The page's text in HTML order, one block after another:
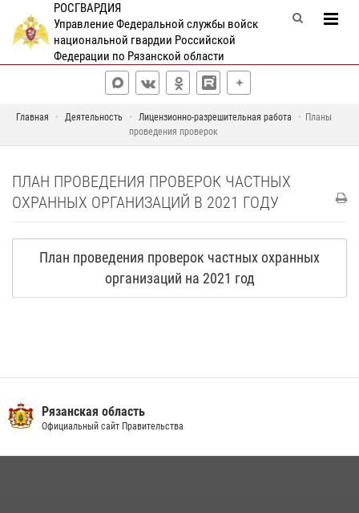
РОСГВАРДИЯ
Управление Федеральной службы войск
национальной гвардии Российской
Федерации по Рязанской области
Главная Деятельность Лицензионно-разрешительная работа
Планы
проведения проверок
ПЛАН ПРОВЕДЕНИЯ ПРОВЕРОК ЧАСТНЫХ
ОХРАННЫХ ОРГАНИЗАЦИЙ В 2021 ГОДУ
План проведения проверок частных охранных
организаций на 2021 год
Рязанская область
Официальный сайт Правительства